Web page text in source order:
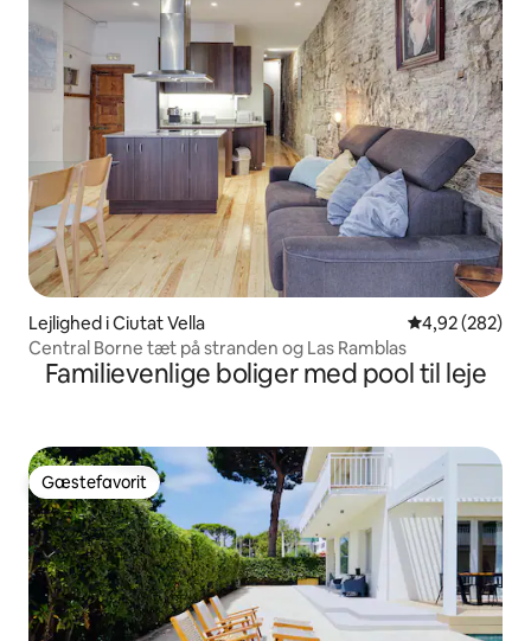
Lejlighed i Ciutat Vella 4,92 ud af 5 i
4,92 (282)
Central Borne tæt på stranden og Las Ramblas
Familievenlige boliger med pool til leje
Gæstefavorit
Gæstefavorit